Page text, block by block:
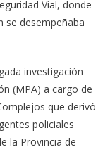
Vial, donde
se desempeñaba
investigación
(MPA) a cargo de
que derivó
policiales
la Provincia de